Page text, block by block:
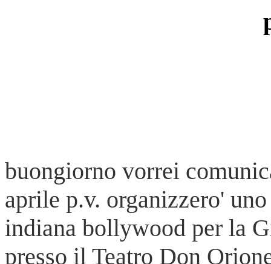
buongiorno vorrei
aprile p.v. organizzero'
indiana bollywood per la
presso il Teatro Don